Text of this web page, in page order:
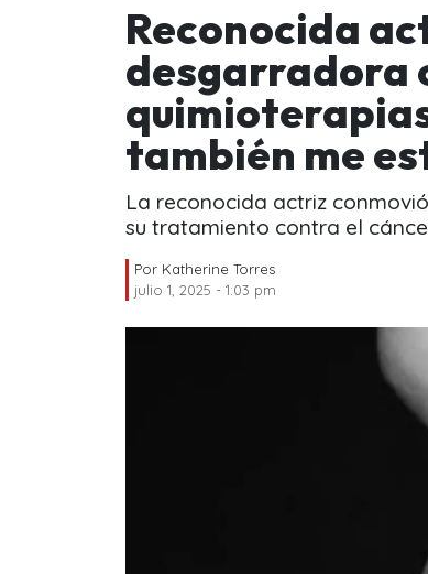
Reconocida
desgarradora
también me
La reconocida actriz
su tratamiento contra el
Por Katherine Torres
julio 1, 2025 - 1:03 pm